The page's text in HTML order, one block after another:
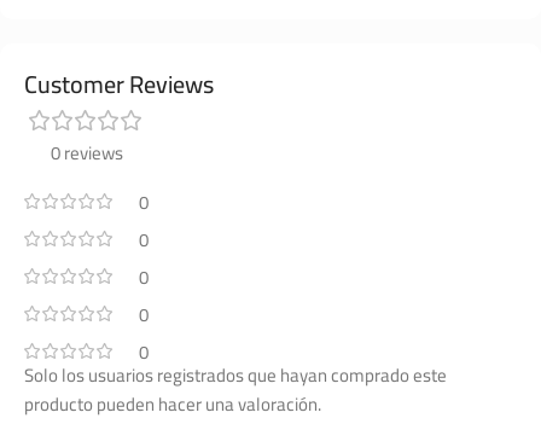
Customer Reviews
0 reviews
0
0
0
0
0
Solo los usuarios registrados que hayan comprado este
producto pueden hacer una valoración.